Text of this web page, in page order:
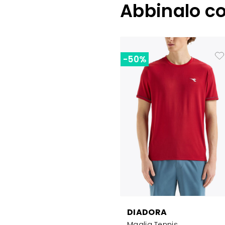
Abbinalo
DIADORA
-50%